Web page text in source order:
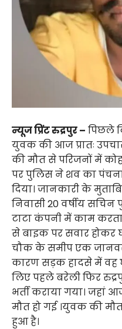
न्यूज प्रिंट रुद्रपुर – पिछले
युवक की आज प्रातः
की मौत से परिजनों में
पर पुलिस ने शव का
दिया। जानकारी के
निवासी 20 वर्षीय
टाटा कंपनी में काम करता
से बाइक पर सवार होकर
चौक के समीप एक
कारण सड़क हादसे में वह
लिए पहले बरेली फिर
भर्ती कराया गया। जहां
मौत हो गई ।युवक की
हुआ है।